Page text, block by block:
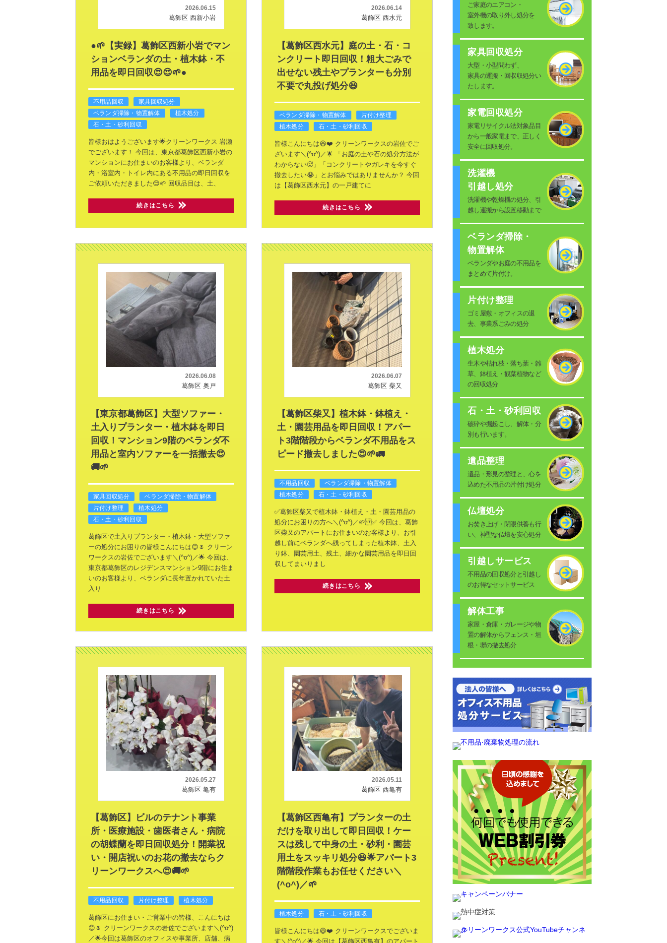
2026.06.15
葛飾区 西新小岩
●🌱【実録】葛飾区西新小岩でマン
ションベランダの土・植木鉢・不
用品を即日回収😍😍🌱●
不用品回収
家具回収処分
ベランダ掃除・物置解体
植木処分
石・土・砂利回収
皆様おはようございます🌟クリーンワークス 岩瀬
でございます！ 今回は、東京都葛飾区西新小岩の
マンションにお住まいのお客様より、ベランダ
内・浴室内・トイレ内にある不用品の即日回収を
ご依頼いただきました😊🌱 回収品目は、土、
続きはこちら
2026.06.14
葛飾区 西水元
【葛飾区西水元】庭の土・石・コ
ンクリート即日回収！粗大ごみで
出せない残土やプランターも分別
不要で丸投げ処分😆
ベランダ掃除・物置解体
片付け整理
植木処分
石・土・砂利回収
皆様こんにちは😆❤️ クリーンワークスの岩佐でご
ざいます＼(^o^)／🌟
「お庭の土や石の処分方法が
わからない🥵」「コンクリートやガレキを今すぐ
撤去したい😭」とお悩みではありませんか？ 今回
は【葛飾区西水元】の一戸建てに
続きはこちら
2026.06.08
葛飾区 奥戸
【東京都葛飾区】大型ソファー・
土入りプランター・植木鉢を即日
回収！マンション9階のベランダ不
用品と室内ソファーを一括撤去😍
🚚🌱
家具回収処分
ベランダ掃除・物置解体
片付け整理
植木処分
石・土・砂利回収
葛飾区で土入りプランター・植木鉢・大型ソファ
ーの処分にお困りの皆様こんにちは😊🌷 クリーン
ワークスの岩佐でございます＼(^o^)／🌟 今回は、
東京都葛飾区のレジデンスマンション9階にお住ま
いのお客様より、ベランダに長年置かれていた土
入り
続きはこちら
2026.06.07
葛飾区 柴又
【葛飾区柴又】植木鉢・鉢植え・
土・園芸用品を即日回収！アパー
ト3階階段からベランダ不用品をス
ピード撤去しました😍🌱🚛
不用品回収
ベランダ掃除・物置解体
植木処分
石・土・砂利回収
✅️葛飾区柴又で植木鉢・鉢植え・土・園芸用品の
処分にお困りの方へ＼(^o^)／🌱 ✅️ 今回は、葛飾
区柴又のアパートにお住まいのお客様より、お引
越し前にベランダへ残ってしまった植木鉢、土入
り鉢、園芸用土、残土、細かな園芸用品を即日回
収してまいりまし
続きはこちら
2026.05.27
葛飾区 亀有
【葛飾区】ビルのテナント事業
所・医療施設・歯医者さん・病院
の胡蝶蘭を即日回収処分！開業祝
い・開店祝いのお花の撤去ならク
リーンワークスへ😍🚚🌱
不用品回収 片付け整理 植木処分
葛飾区にお住まい・ご営業中の皆様、こんにちは
😊🌷 クリーンワークスの岩佐でございます＼(^o^)
／🌟今回は葛飾区のオフィスや事業所、店舗、病
2026.05.11
葛飾区 西亀有
【葛飾区西亀有】プランターの土
だけを取り出して即日回収！ケー
スは残して中身の土・砂利・園芸
用土をスッキリ処分😆🌟アパート3
階階段作業もお任せください＼
(^o^)／🌱
植木処分 石・土・砂利回収
皆様こんにちは😆❤️ クリーンワークスでございま
す＼(^o^)／🌟 今回は【葛飾区西亀有】のアパート
ご家庭のエアコン・
室外機の取り外し処分を
致します。
家具回収処分
大型・小型問わず、
家具の運搬・回収収処分い
たします。
家電回収処分
家電リサイクル法対象品目
から一般家電まで、正しく
安全に回収処分。
洗濯機
引越し処分
洗濯機や乾燥機の処分、引
越し運搬から設置移動まで
ベランダ掃除・
物置解体
ベランダやお庭の不用品を
まとめて片付け。
片付け整理
ゴミ屋敷・オフィスの退
去、事業系ごみの処分
植木処分
生木や枯れ枝・落ち葉・雑
草、鉢植え・観葉植物など
の回収処分
石・土・砂利回収
破砕や掘起こし、解体・分
別も行います。
遺品整理
遺品・形見の整理と、心を
込めた不用品の片付け処分
仏壇処分
お焚き上げ・閉眼供養も行
い、神聖な仏壇を安心処分
引越しサービス
不用品の回収処分と引越し
のお得なセットサービス
解体工事
家屋・倉庫・ガレージや物
置の解体からフェンス・垣
根・塀の撤去処分